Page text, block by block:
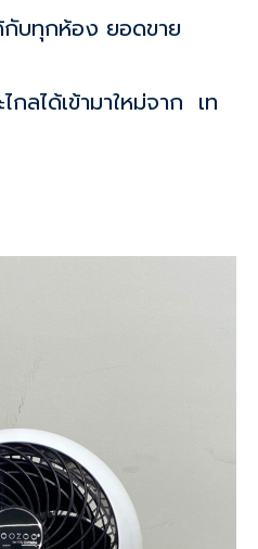
กับทุกห้อง ยอดขาย
กลได้เข้ามาใหม่จาก เท